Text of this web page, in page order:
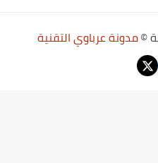
مدونة عرباوي التقنية